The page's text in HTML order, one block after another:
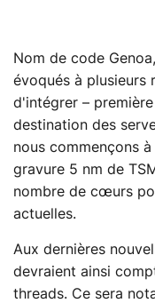
Nom de code
évoqués à plusieurs
d'intégrer –
destination des
nous commençons
gravure 5 nm de
nombre de cœurs
actuelles.
Aux dernières
devraient ainsi
threads. Ce sera